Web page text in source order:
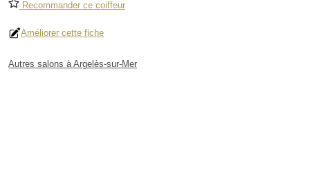
Recommander ce coiffeur
Améliorer cette fiche
Autres salons à Argelès-sur-Mer